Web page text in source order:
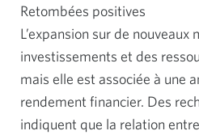
Retombées positives
L’expansion sur de
investissements et des
mais elle est associée à une
rendement financier. Des
indiquent que la relation